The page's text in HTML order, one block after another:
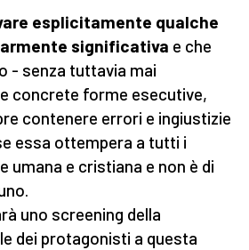
esplicitamente qualche
significativa e che
- senza tuttavia mai
concrete forme esecutive,
contenere errori e ingiustizie
essa ottempera a tutti i
umana e cristiana e non è di
uno screening della
dei protagonisti a questa